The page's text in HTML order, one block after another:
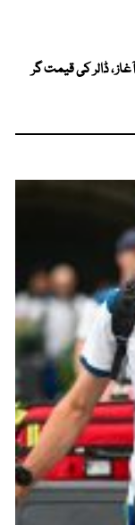
، ڈالر کی قیمت گر